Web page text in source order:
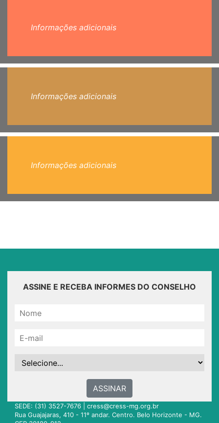
Informações adicionais
Informações adicionais
Informações adicionais
ASSINE E RECEBA INFORMES DO CONSELHO
ASSINAR
SEDE: (31) 3527-7676 | cress@cress-mg.org.br
Rua Guajajaras, 410 - 11º andar. Centro. Belo Horizonte - MG.